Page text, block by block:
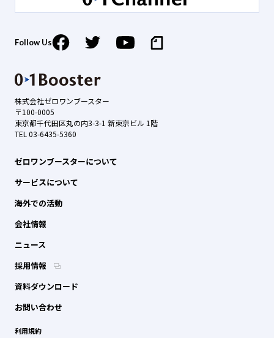
株式会社ゼロワンブースター
〒100-0005
東京都千代田区丸の内3-3-1 新東京ビル 1階
TEL 03-6435-5360
ゼロワンブースターについて
サービスについて
海外での活動
会社情報
ニュース
採用情報
資料ダウンロード
お問い合わせ
利用規約
Follow Us